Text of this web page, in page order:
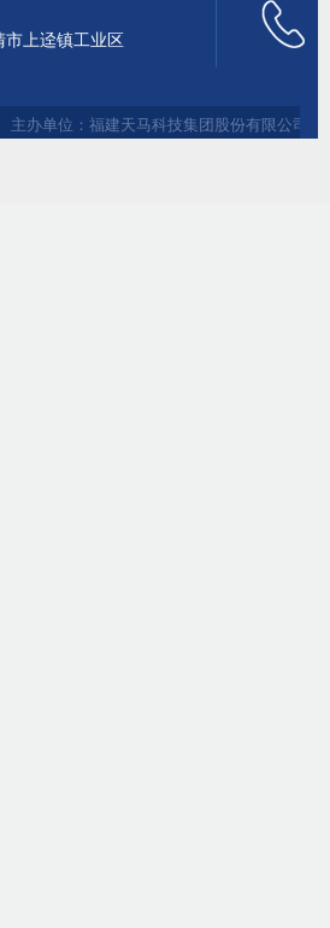
市上迳镇工业区
主办单位：福建天马科技集团股份有限公司